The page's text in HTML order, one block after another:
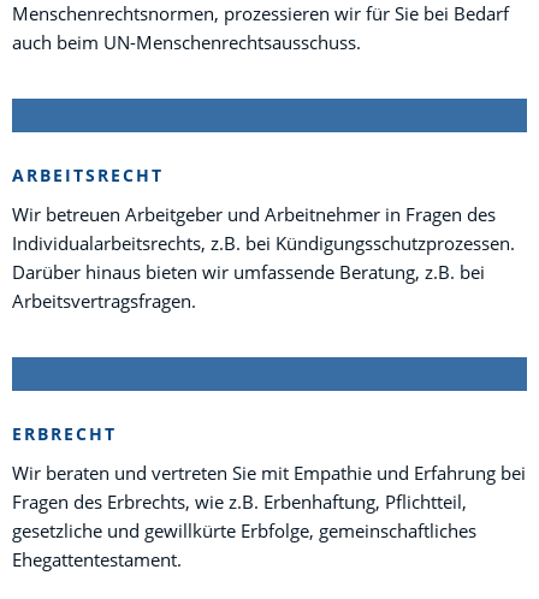
Menschenrechtsnormen, prozessieren wir für Sie bei Bedarf
auch beim UN-Menschenrechtsausschuss.
ARBEITSRECHT
Wir betreuen Arbeitgeber und Arbeitnehmer in Fragen des
Individualarbeitsrechts, z.B. bei Kündigungsschutzprozessen.
Darüber hinaus bieten wir umfassende Beratung, z.B. bei
Arbeitsvertragsfragen.
ERBRECHT
Wir beraten und vertreten Sie mit Empathie und Erfahrung bei
Fragen des Erbrechts, wie z.B. Erbenhaftung, Pflichtteil,
gesetzliche und gewillkürte Erbfolge, gemeinschaftliches
Ehegattentestament.